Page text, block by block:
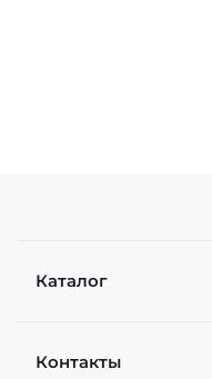
Каталог
Контакты